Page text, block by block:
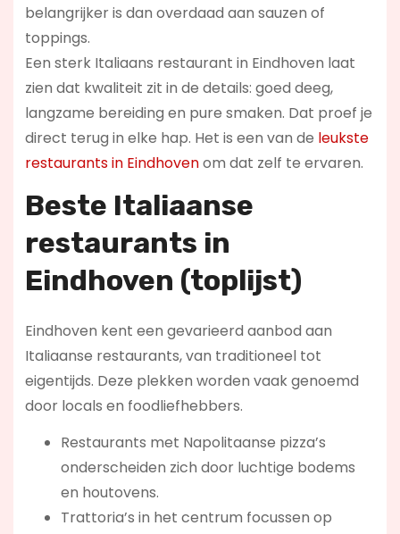
belangrijker is dan overdaad aan sauzen of
toppings.
Een sterk Italiaans restaurant in Eindhoven laat
zien dat kwaliteit zit in de details: goed deeg,
langzame bereiding en pure smaken. Dat proef je
direct terug in elke hap. Het is een van de leukste
restaurants in Eindhovenom dat zelf te ervaren.
Beste Italiaanse
restaurants in
Eindhoven (toplijst)
Eindhoven kent een gevarieerd aanbod aan
Italiaanse restaurants, van traditioneel tot
eigentijds. Deze plekken worden vaak genoemd
door locals en foodliefhebbers.
Restaurants met Napolitaanse pizza’s
onderscheiden zich door luchtige bodems
en houtovens.
Trattoria’s in het centrum focussen op